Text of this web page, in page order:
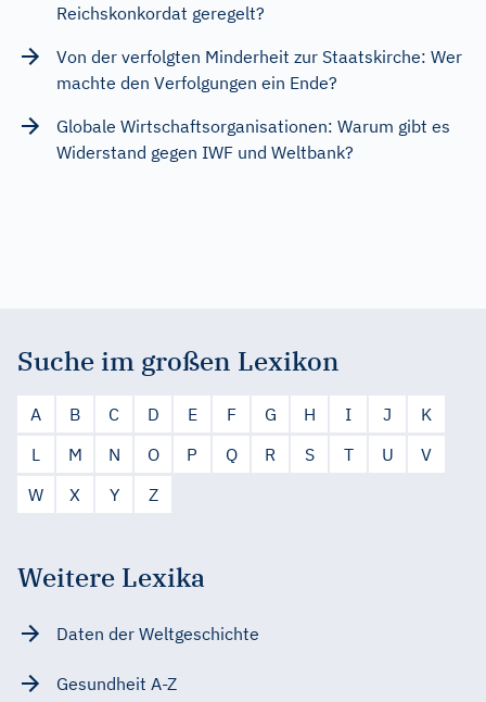
Reichskonkordat geregelt?
Von der verfolgten Minderheit zur Staatskirche: Wer
machte den Verfolgungen ein Ende?
Globale Wirtschaftsorganisationen: Warum gibt es
Widerstand gegen IWF und Weltbank?
Suche im großen Lexikon
A B C D E F G H I J
K
L
M N O P Q R S T U
V
W
X Y Z
Weitere Lexika
Daten der Weltgeschichte
Gesundheit A-Z